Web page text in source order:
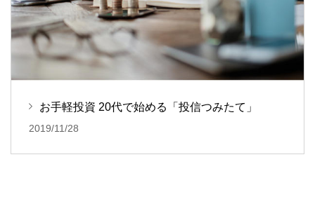
お手軽投資 20代で始める「投信つみたて」
2019/11/28